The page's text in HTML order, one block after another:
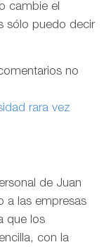
cambie el
sólo puedo decir
no
rara vez
de Juan
a las empresas
que los
con la